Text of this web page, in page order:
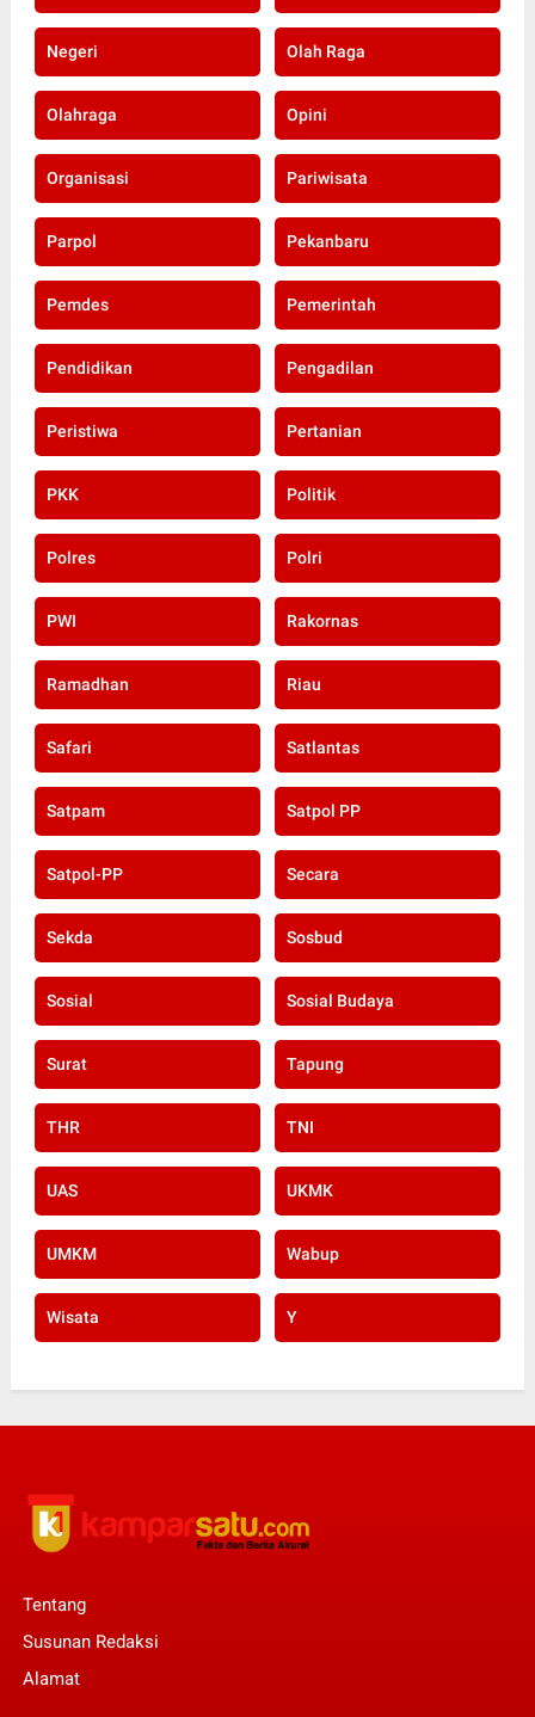
Negeri Olah Raga
Olahraga Opini
Organisasi Pariwisata
Parpol Pekanbaru
Pemdes Pemerintah
Pendidikan Pengadilan
Peristiwa Pertanian
PKK Politik
Polres Polri
PWI Rakornas
Ramadhan Riau
Safari Satlantas
Satpam Satpol PP
Satpol-PP Secara
Sekda Sosbud
Sosial Sosial Budaya
Surat Tapung
THR TNI
UAS UKMK
UMKM Wabup
Wisata Y
Tentang
Susunan Redaksi
Alamat